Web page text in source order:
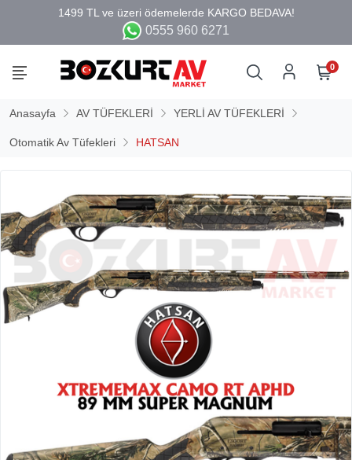
0555 960 6271
0
Anasayfa AV TÜFEKLERİ YERLİ AV TÜFEKLERİ
Otomatik Av Tüfekleri HATSAN